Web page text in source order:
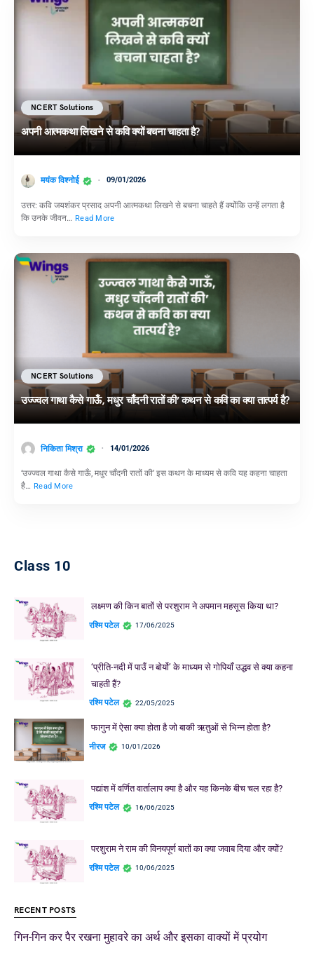
NCERT Solutions
अपनी आत्मकथा लिखने से कवि क्यों बचना चाहता है?
मयंक विश्नोई 09/01/2026
उत्तर: कवि जयशंकर प्रसाद अपनी आत्मकथा लिखने से बचना चाहते हैं क्योंकि उन्हें लगता है
कि उनके जीवन… Read More
NCERT Solutions
उज्ज्वल गाथा कैसे गाऊँ, मधुर चाँदनी रातों की’ कथन से कवि का क्या तात्पर्य है?
निकिता मिश्रा 14/01/2026
‘उज्ज्वल गाथा कैसे गाऊँ, मधुर चाँदनी रातों की’ इस कथन के माध्यम से कवि यह कहना चाहता
है… Read More
Class 10
लक्ष्मण की किन बातों से परशुराम ने अपमान महसूस किया था?
रश्मि पटेल 17/06/2025
‘प्रीति-नदी में पाउँ न बोर्यो’ के माध्यम से गोपियाँ उद्धव से क्या कहना
चाहती हैं?
रश्मि पटेल 22/05/2025
फागुन में ऐसा क्या होता है जो बाकी ऋतुओं से भिन्न होता है?
नीरज 10/01/2026
पद्यांश में वर्णित वार्तालाप क्या है और यह किनके बीच चल रहा है?
रश्मि पटेल 16/06/2025
परशुराम ने राम की विनयपूर्ण बातों का क्या जवाब दिया और क्यों?
रश्मि पटेल 10/06/2025
RECENT POSTS
गिन-गिन कर पैर रखना मुहावरे का अर्थ और इसका वाक्यों में प्रयोग